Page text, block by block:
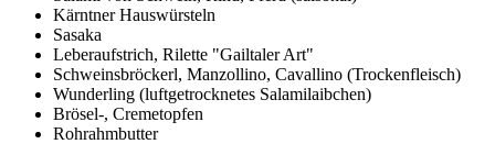
Kärntner Hauswürsteln
Sasaka
Leberaufstrich, Rilette "Gailtaler Art"
Schweinsbröckerl, Manzollino, Cavallino (Trockenfleisch)
Wunderling (luftgetrocknetes Salamilaibchen)
Brösel-, Cremetopfen
Rohrahmbutter